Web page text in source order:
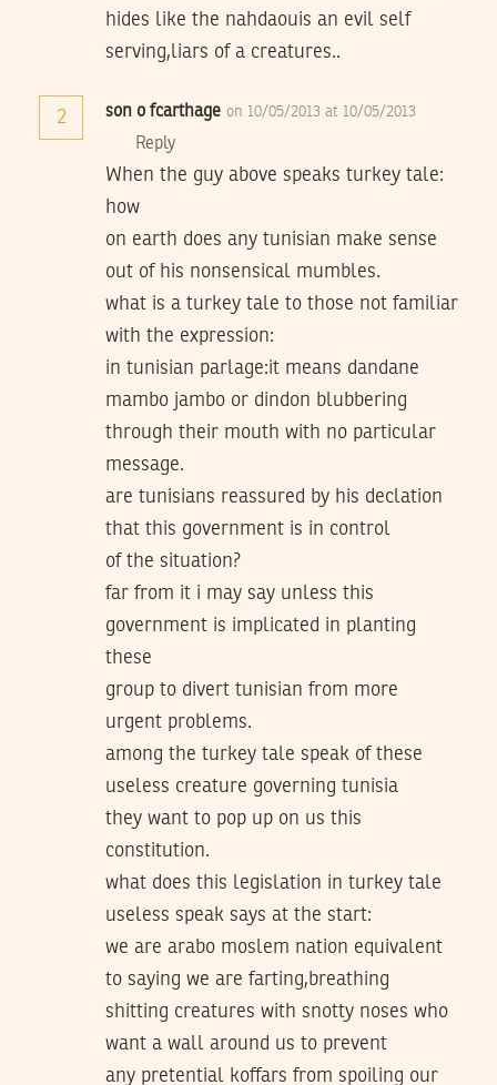
hides like the nahdaouis an evil self
serving,liars of a creatures..
2 son o fcarthage on 10/05/2013 at 10/05/2013
Reply
When the guy above speaks turkey tale:
how
on earth does any tunisian make sense
out of his nonsensical mumbles.
what is a turkey tale to those not familiar
with the expression:
in tunisian parlage:it means dandane
mambo jambo or dindon blubbering
through their mouth with no particular
message.
are tunisians reassured by his declation
that this government is in control
of the situation?
far from it i may say unless this
government is implicated in planting
these
group to divert tunisian from more
urgent problems.
among the turkey tale speak of these
useless creature governing tunisia
they want to pop up on us this
constitution.
what does this legislation in turkey tale
useless speak says at the start:
we are arabo moslem nation equivalent
to saying we are farting,breathing
shitting creatures with snotty noses who
want a wall around us to prevent
any pretential koffars from spoiling our